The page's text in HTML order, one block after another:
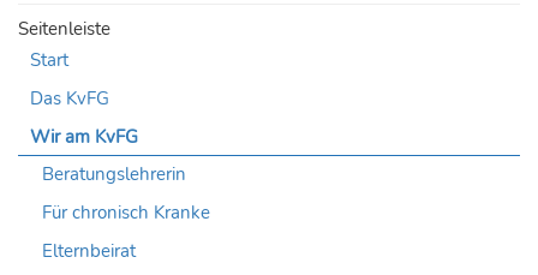
Seitenleiste
Start
Das KvFG
Wir am KvFG
Beratungslehrerin
Für chronisch Kranke
Elternbeirat